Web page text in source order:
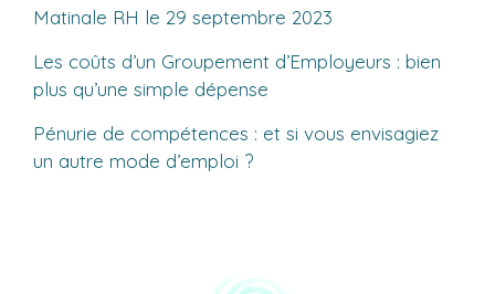
Matinale RH le 29 septembre 2023
Les coûts d’un Groupement d’Employeurs : bien
plus qu’une simple dépense
Pénurie de compétences : et si vous envisagiez
un autre mode d’emploi ?